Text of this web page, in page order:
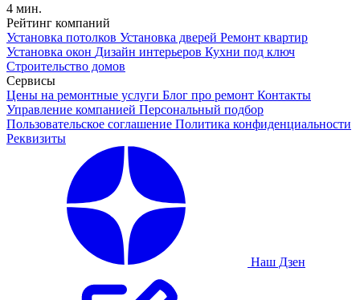
4 мин.
Рейтинг компаний
Установка потолков Установка дверей Ремонт квартир
Установка окон Дизайн интерьеров Кухни под ключ
Строительство домов
Сервисы
Цены на ремонтные услуги Блог про ремонт Контакты
Управление компанией Персональный подбор
Пользовательское соглашение Политика конфиденциальности
Реквизиты
Наш Дзен